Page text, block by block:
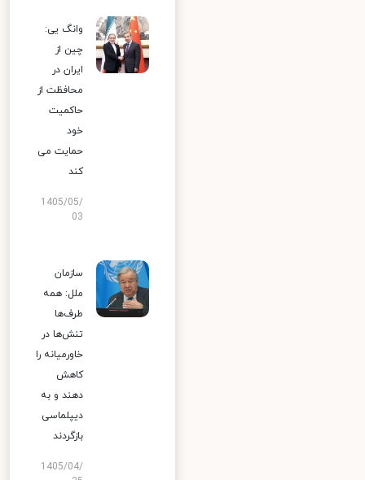
وانگ یی:
چین از
ایران در
محافظت از
حاکمیت
خود
حمایت می
کند
1405/05/
03
سازمان
ملل: همه
طرف‌ها
تنش‌ها در
خاورمیانه را
کاهش
دهند و به
دیپلماسی
بازگردند
1405/04/